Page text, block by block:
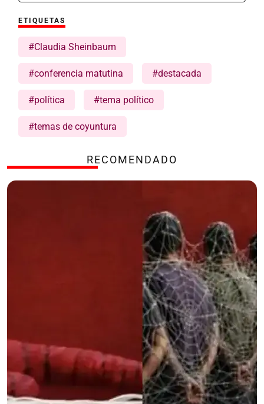
ETIQUETAS
#Claudia Sheinbaum
#conferencia matutina #destacada
#política #tema político
#temas de coyuntura
RECOMENDADO